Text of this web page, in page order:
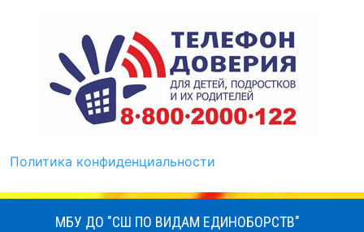
Политика конфиденциальности
МБУ ДО "СШ ПО ВИДАМ ЕДИНОБОРСТВ"